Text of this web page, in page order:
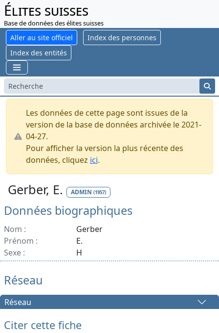
Élites suisses
Base de données des élites suisses
Aller au site officiel
Index des personnes
Index des entités
Les données de cette page sont issues de la
version de la base de données archivée le 2021-
04-27.
Pour afficher la version la plus récente des
données, cliquez ici.
Gerber, E. ADMIN (1957)
Données biographiques
Nom :
Gerber
Prénom :
E.
Sexe :
H
Réseau
Réseau
Citer cette fiche